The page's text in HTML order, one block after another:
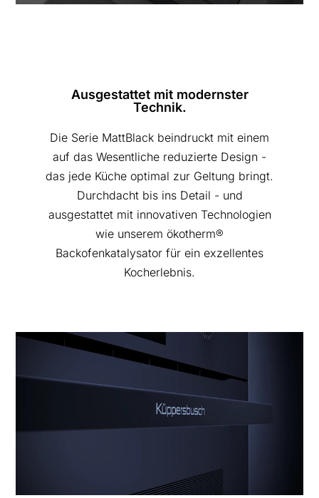
Ausgestattet mit modernster
Technik.
Die Serie MattBlack beindruckt mit einem
auf das Wesentliche reduzierte Design -
das jede Küche optimal zur Geltung bringt.
Durchdacht bis ins Detail - und
ausgestattet mit innovativen Technologien
wie unserem ökotherm®
Backofenkatalysator für ein exzellentes
Kocherlebnis.